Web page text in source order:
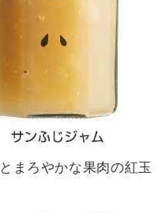
まろやかな果肉の紅玉